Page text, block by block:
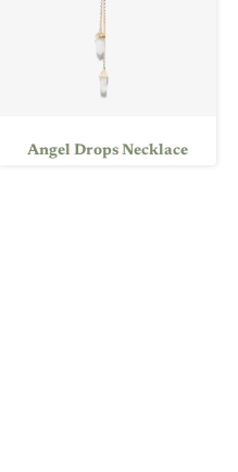
Angel Drops Necklace